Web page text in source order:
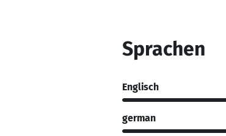
Sprachen
Englisch
german